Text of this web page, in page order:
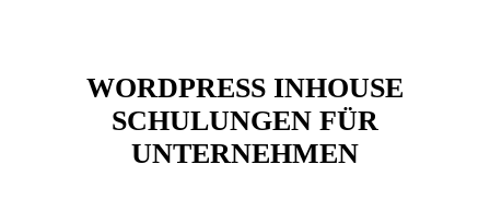
WORDPRESS INHOUSE
SCHULUNGEN FÜR
UNTERNEHMEN